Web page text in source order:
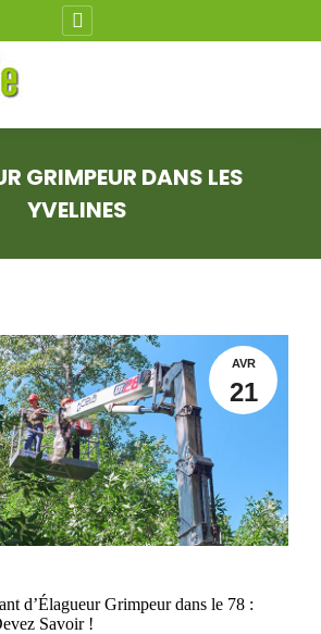
window
GRIMPEUR DANS LES
YVELINES
AVR
21
d’Élagueur Grimpeur dans le 78 :
Savoir !